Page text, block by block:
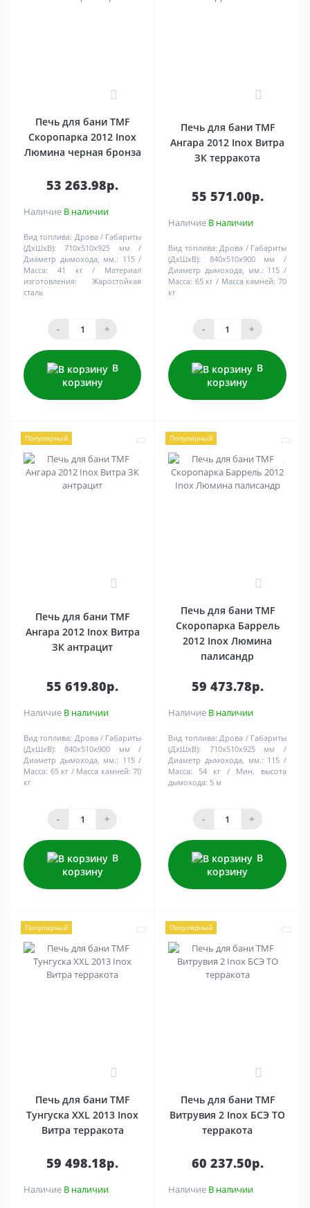
Печь для бани TMF
Скоропарка 2012 Inox
Люмина черная бронза
53 263.98р.
Наличие В наличии
Вид топлива: Дрова
Габариты
(ДхШхВ):
710х510х925 мм
Диаметр дымохода, мм.: 115
Масса:
41 кг
Материал
изготовления:
Жаростойкая
сталь
- +
В
корзину
Печь для бани TMF
Ангара 2012 Inox Витра
ЗК терракота
55 571.00р.
Наличие В наличии
Вид топлива: Дрова
Габариты
(ДхШхВ):
840х510х900 мм
Диаметр дымохода, мм.: 115
Масса: 65 кг Масса камней: 70
кг
- +
В
корзину
Популярный
0
Печь для бани TMF
Ангара 2012 Inox Витра
ЗК антрацит
55 619.80р.
Наличие В наличии
Вид топлива: Дрова
Габариты
(ДхШхВ):
840х510х900 мм
Диаметр дымохода, мм.: 115
Масса: 65 кг Масса камней: 70
кг
- +
В
корзину
Популярный
0
Печь для бани TMF
Скоропарка Баррель
2012 Inox Люмина
палисандр
59 473.78р.
Наличие В наличии
Вид топлива: Дрова
Габариты
(ДхШхВ):
710х510х925 мм
Диаметр дымохода, мм.: 115
Масса:
54 кг
Мин. высота
дымохода: 5 м
- +
В
корзину
Популярный
Печь для бани TMF
Тунгуска XXL 2013 Inox
Витра терракота
59 498.18р.
Наличие В наличии
Популярный
Печь для бани TMF
Витрувия 2 Inox БСЭ ТО
терракота
60 237.50р.
Наличие В наличии